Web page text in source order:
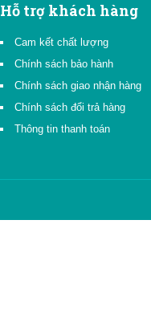
Hỗ trợ khách hàng
Cam kết chất lượng
Chính sách bảo hành
Chính sách giao nhận hàng
Chính sách đổi trả hàng
Thông tin thanh toán